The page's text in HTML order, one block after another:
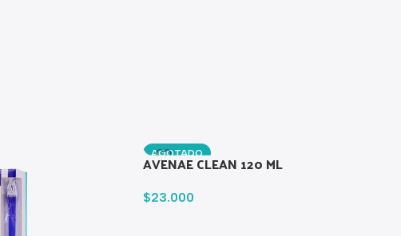
AGOTADO
AVENAE CLEAN 120 ML
$23.000